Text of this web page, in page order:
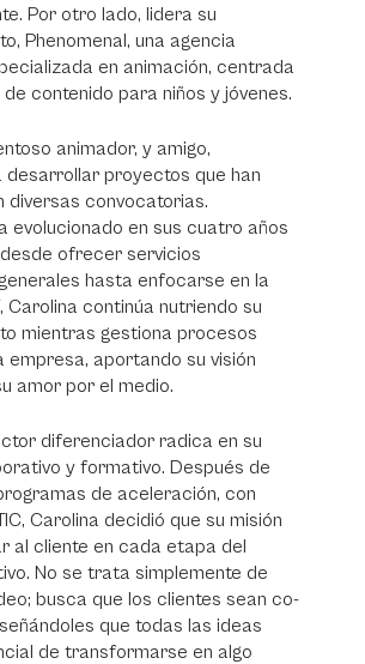
Por otro lado, lidera su
Phenomenal, una agencia
en animación, centrada
contenido para niños y jóvenes.
animador, y amigo,
desarrollar proyectos que han
diversas convocatorias.
evolucionado en sus cuatro años
ofrecer servicios
hasta enfocarse en la
Carolina continúa nutriendo su
mientras gestiona procesos
empresa, aportando su visión
amor por el medio.
diferenciador radica en su
y formativo. Después de
de aceleración, con
Carolina decidió que su misión
al cliente en cada etapa del
No se trata simplemente de
busca que los clientes sean co-
que todas las ideas
de transformarse en algo